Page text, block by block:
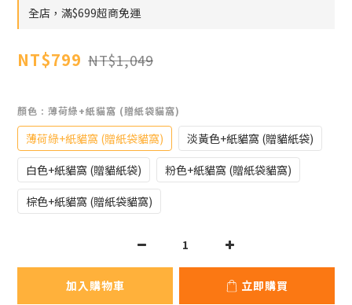
全店，滿$699超商免運
NT$799 NT$1,049
顏色 : 薄荷綠+紙貓窩 (贈紙袋貓窩)
薄荷綠+紙貓窩 (贈紙袋貓窩)
淡黃色+紙貓窩 (贈貓紙袋)
白色+紙貓窩 (贈貓紙袋)
粉色+紙貓窩 (贈紙袋貓窩)
棕色+紙貓窩 (贈紙袋貓窩)
加入購物車 立即購買